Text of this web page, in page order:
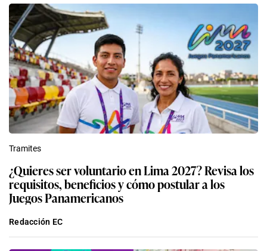
Tramites
¿Quieres ser voluntario en Lima 2027? Revisa los
requisitos, beneficios y cómo postular a los
Juegos Panamericanos
Redacción EC